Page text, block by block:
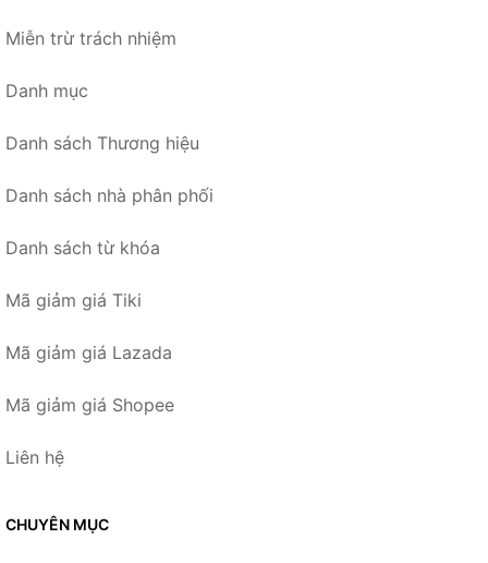
Miễn trừ trách nhiệm
Danh mục
Danh sách Thương hiệu
Danh sách nhà phân phối
Danh sách từ khóa
Mã giảm giá Tiki
Mã giảm giá Lazada
Mã giảm giá Shopee
Liên hệ
CHUYÊN MỤC